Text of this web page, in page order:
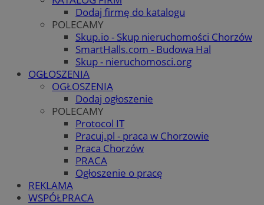
Dodaj firmę do katalogu
POLECAMY
Skup.io - Skup nieruchomości Chorzów
SmartHalls.com - Budowa Hal
Skup - nieruchomosci.org
OGŁOSZENIA
OGŁOSZENIA
Dodaj ogłoszenie
POLECAMY
Protocol IT
Pracuj.pl - praca w Chorzowie
Praca Chorzów
PRACA
Ogłoszenie o pracę
REKLAMA
WSPÓŁPRACA